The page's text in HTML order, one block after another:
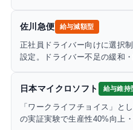
佐川急便 給与減額型
正社員ドライバー向けに選択
設定。ドライバー不足の緩和
日本マイクロソフト 給与維持
「ワークライフチョイス」と
の実証実験で生産性40%向上